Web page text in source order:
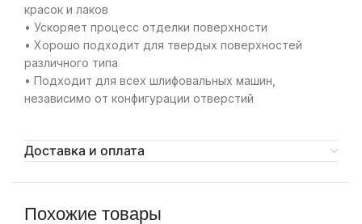
красок и лаков
• Ускоряет процесс отделки поверхности
• Хорошо подходит для твердых поверхностей
различного типа
• Подходит для всех шлифовальных машин,
независимо от конфигурации отверстий
Доставка и оплата
Похожие товары